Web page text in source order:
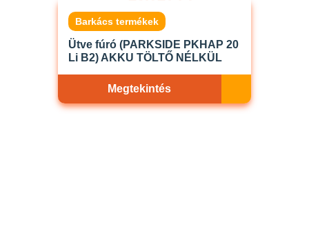
Barkács termékek
Ütve fúró (PARKSIDE PKHAP 20
Li B2) AKKU TÖLTŐ NÉLKÜL
Megtekintés